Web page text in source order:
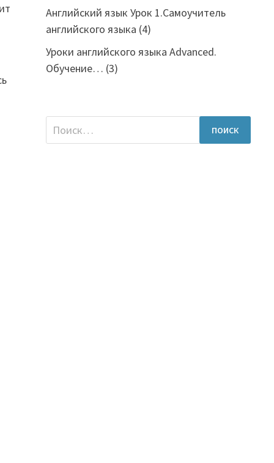
Английский язык Урок 1.Самоучитель
английского языка (4)
Уроки английского языка Advanced.
Обучение… (3)
Найти: